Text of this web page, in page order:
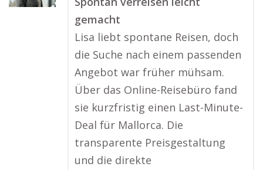
gemacht
Lisa liebt spontane Reisen, doch
die Suche nach einem passenden
Angebot war früher mühsam.
Über das Online-Reisebüro fand
sie kurzfristig einen Last-Minute-
Deal für Mallorca. Die
transparente Preisgestaltung
und die direkte